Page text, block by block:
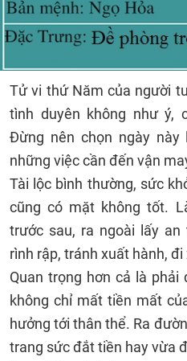
Tử vi thứ Năm của người
tình duyên không như ý,
Đừng nên chọn ngày
những việc cần đến vận
Tài lộc bình thường, sức
cũng có mặt không tốt.
trước sau, ra ngoài lấy
rình rập, tránh xuất hành,
Quan trọng hơn cả là
không chỉ mất tiền mất
hưởng tới thân thể. Ra
trang sức đắt tiền hay vừa